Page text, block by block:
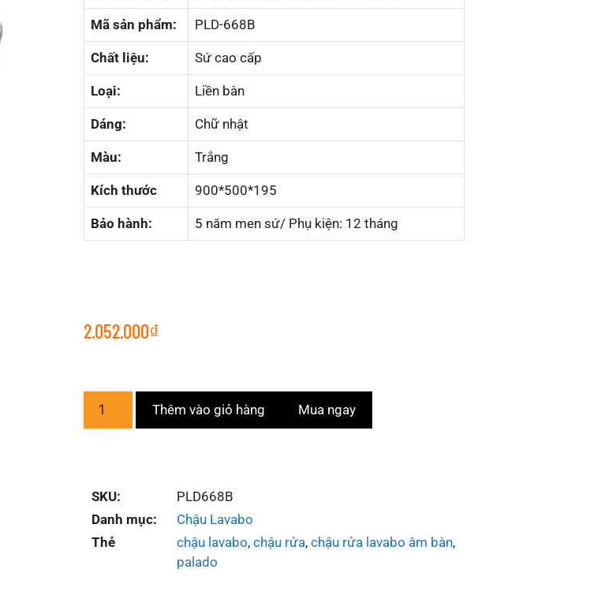
Mã sản phẩm: PLD-668B
Chất liệu: Sứ cao cấp
Loại: Liền bàn
Dáng: Chữ nhật
Màu: Trắng
Kích thước 900*500*195
Bảo hành: 5 năm men sứ/ Phụ kiện: 12 tháng
2.052.000₫
Thêm vào giỏ hàng Mua ngay
SKU:
PLD668B
Danh mục:
Chậu Lavabo
Thẻ
chậu lavabo, chậu rửa, chậu rửa lavabo âm bàn,
palado